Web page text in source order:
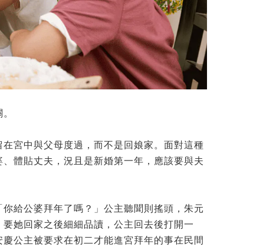
宮中與父母度過，而不是回娘家。面對這種
體貼丈夫，況且是新婚第一年，應該要與夫
給公婆拜年了嗎？」公主聽聞則搖頭，朱元
她回家之後細細品讀，公主回去後打開一
公主被要求在初二才能進宮拜年的事在民間